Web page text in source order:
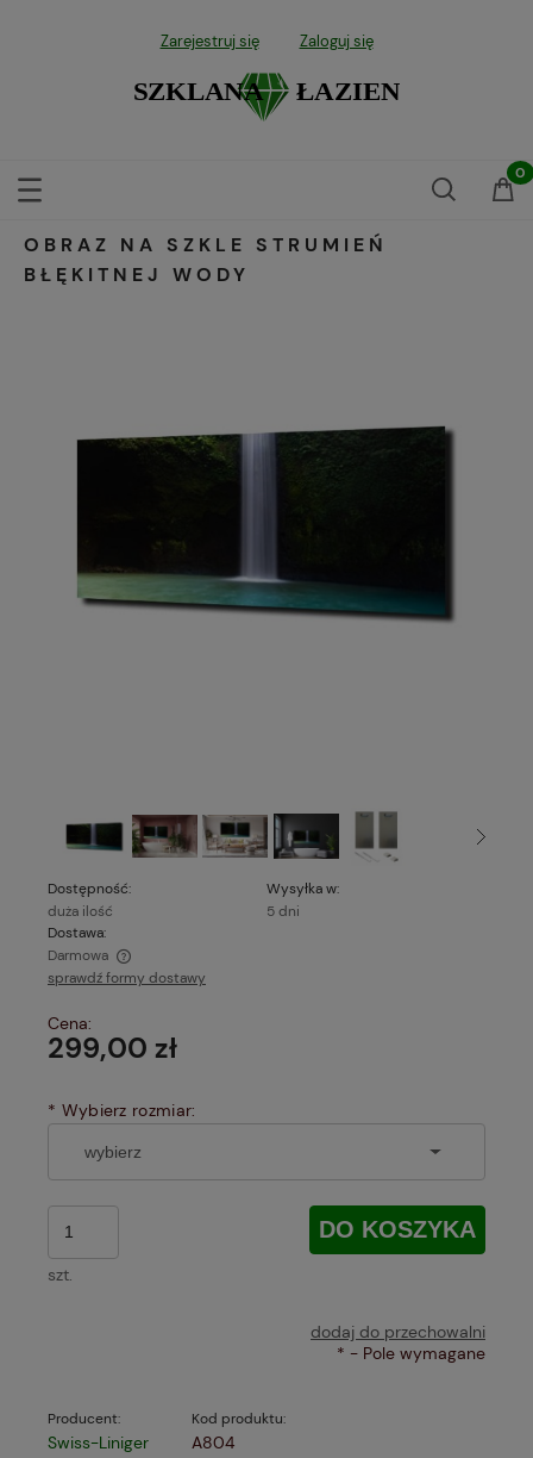
Zarejestruj się Zaloguj się
OBRAZ NA SZKLE STRUMIEŃ
BŁĘKITNEJ WODY
Dostępność:
duża ilość
Wysyłka w:
5 dni
Dostawa:
Darmowa
Cena nie zawiera ewentualnych kosztów płatności
sprawdź formy dostawy
Cena:
299,00 zł
* Wybierz rozmiar:
szt.
DO KOSZYKA
dodaj do przechowalni
* - Pole wymagane
Producent:
Swiss-Liniger
Kod produktu:
A804